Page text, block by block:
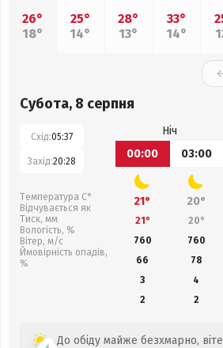
26°
18°
25°
14°
28°
13°
33°
14°
Субота, 8 серпня
Схід:05:37
Захід:20:28
Температура С°
Відчувається як
Тиск, мм
Вологість, %
Вітер, м/с
Ймовірність опадів,
%
Ніч
00:00
03:00
21° 20°
21° 20°
760
760
66
78
3
4
2
2
До обіду майже безхмарно,